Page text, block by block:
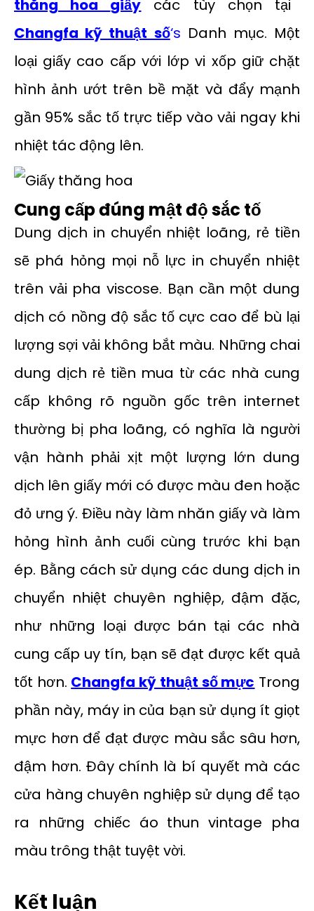
thăng hoa giấy
các tùy chọn tại
Changfa kỹ thuật số‘s Danh mục. Một
loại giấy cao cấp với lớp vi xốp giữ chặt
hình ảnh ướt trên bề mặt và đẩy mạnh
gần 95% sắc tố trực tiếp vào vải ngay khi
nhiệt tác động lên.
Cung cấp đúng mật độ sắc tố
Dung dịch in chuyển nhiệt loãng, rẻ tiền
sẽ phá hỏng mọi nỗ lực in chuyển nhiệt
trên vải pha viscose. Bạn cần một dung
dịch có nồng độ sắc tố cực cao để bù lại
lượng sợi vải không bắt màu. Những chai
dung dịch rẻ tiền mua từ các nhà cung
cấp không rõ nguồn gốc trên internet
thường bị pha loãng, có nghĩa là người
vận hành phải xịt một lượng lớn dung
dịch lên giấy mới có được màu đen hoặc
đỏ ưng ý. Điều này làm nhăn giấy và làm
hỏng hình ảnh cuối cùng trước khi bạn
ép. Bằng cách sử dụng các dung dịch in
chuyển nhiệt chuyên nghiệp, đậm đặc,
như những loại được bán tại các nhà
cung cấp uy tín, bạn sẽ đạt được kết quả
tốt hơn. Changfa kỹ thuật sốmực Trong
phần này, máy in của bạn sử dụng ít giọt
mực hơn để đạt được màu sắc sâu hơn,
đậm hơn. Đây chính là bí quyết mà các
cửa hàng chuyên nghiệp sử dụng để tạo
ra những chiếc áo thun vintage pha
màu trông thật tuyệt vời.
Kết luận